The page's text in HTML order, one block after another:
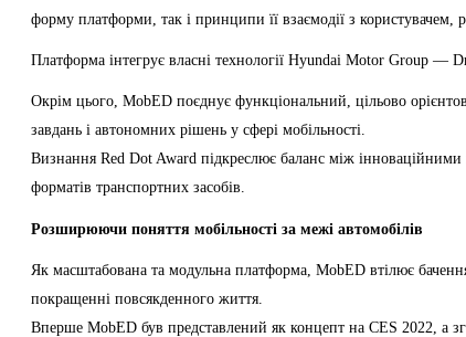
форму платформи, так і принципи її взаємодії з
Платформа інтегрує власні технології Hyundai Motor Group
Окрім цього, MobED поєднує функціональний, цільово
завдань і автономних рішень у сфері мобільності.
Визнання Red Dot Award підкреслює баланс між
форматів транспортних засобів.
Розширюючи поняття мобільності за межі автомобілів
Як масштабована та модульна платформа, MobED втілює
покращенні повсякденного життя.
Вперше MobED був представлений як концепт на CES 2022, а